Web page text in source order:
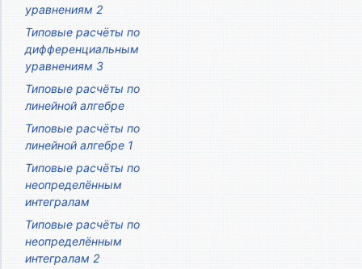
уравнениям 2
Типовые расчёты по
дифференциальным
уравнениям 3
Типовые расчёты по
линейной алгебре
Типовые расчёты по
линейной алгебре 1
Типовые расчёты по
неопределённым
интегралам
Типовые расчёты по
неопределённым
интегралам 2